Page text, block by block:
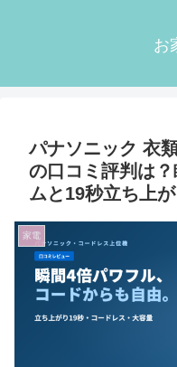
お
パナソニック 衣
の口コミ評判は
ムと19秒立ち上
家電